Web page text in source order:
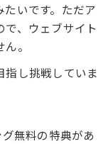
いです。ただア
、ウェブサイト
。
指し挑戦していま
無料の特典があ